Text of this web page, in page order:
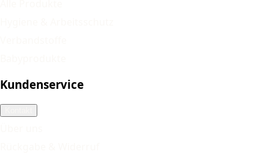
Kundenservice